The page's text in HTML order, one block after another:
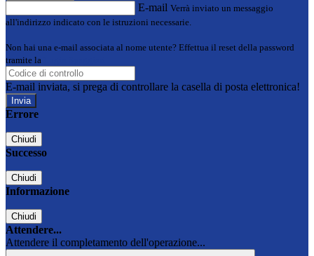
E-mail Verrà inviato un messaggio
all'indirizzo indicato con le istruzioni necessarie.
Non hai una e-mail associata al nome utente? Effettua il reset della password
tramite la
E-mail inviata, si prega di controllare la casella di posta elettronica!
Errore
Chiudi
Successo
Chiudi
Informazione
Chiudi
Attendere...
Attendere il completamento dell'operazione...